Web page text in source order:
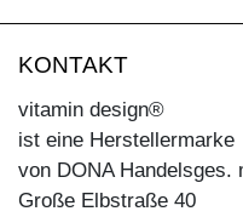
KONTAKT
vitamin design®
ist eine Herstellermarke
von DONA Handelsges.
Große Elbstraße 40